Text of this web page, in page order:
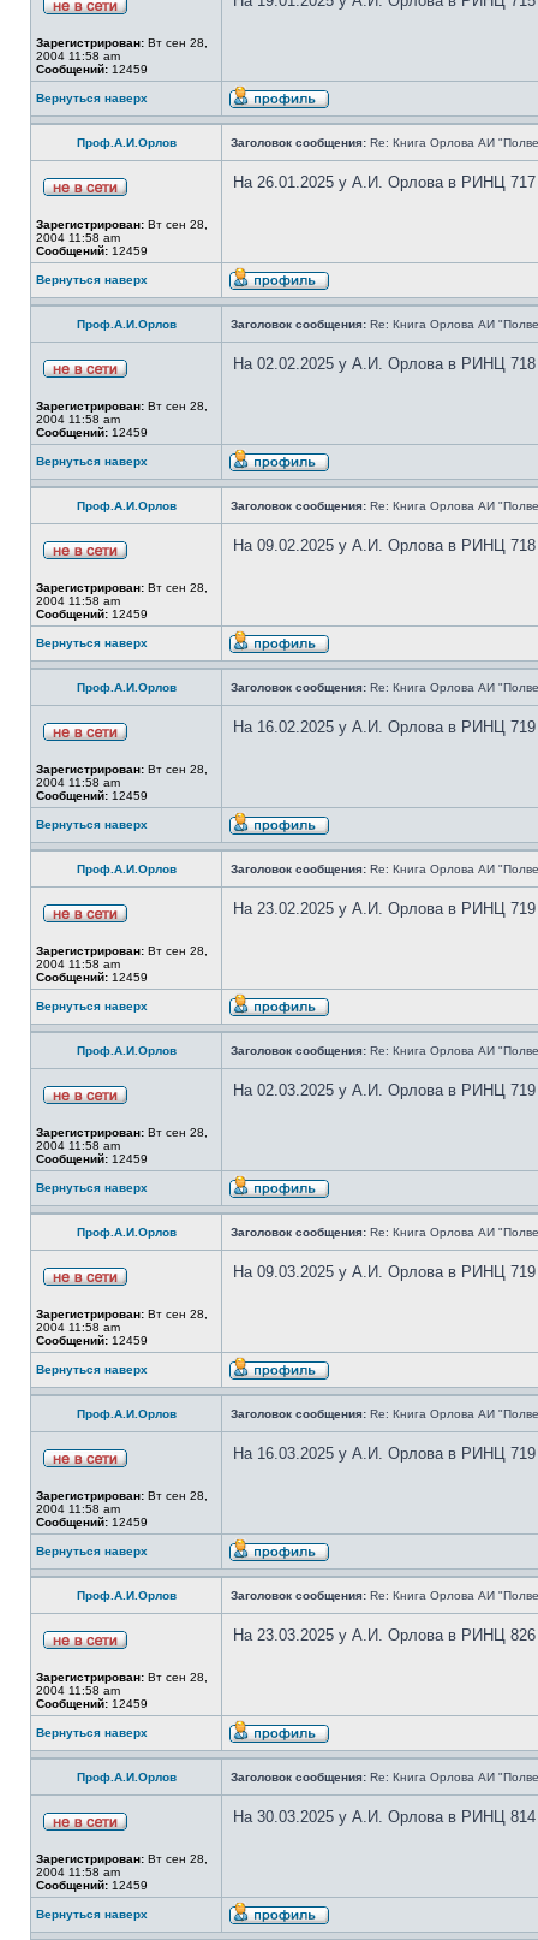
Зарегистрирован: Вт сен 28,
2004 11:58 am
Сообщений: 12459
Вернуться наверх
Проф.А.И.Орлов Заголовок сообщения: Re: Книга Орлова АИ
Зарегистрирован: Вт сен 28,
2004 11:58 am
Сообщений: 12459
На 26.01.2025 у А.И. Орлова в РИНЦ 717
Вернуться наверх
Проф.А.И.Орлов Заголовок сообщения: Re: Книга Орлова АИ
Зарегистрирован: Вт сен 28,
2004 11:58 am
Сообщений: 12459
На 02.02.2025 у А.И. Орлова в РИНЦ 718
Вернуться наверх
Проф.А.И.Орлов Заголовок сообщения: Re: Книга Орлова АИ
Зарегистрирован: Вт сен 28,
2004 11:58 am
Сообщений: 12459
На 09.02.2025 у А.И. Орлова в РИНЦ 718
Вернуться наверх
Проф.А.И.Орлов Заголовок сообщения: Re: Книга Орлова АИ
Зарегистрирован: Вт сен 28,
2004 11:58 am
Сообщений: 12459
На 16.02.2025 у А.И. Орлова в РИНЦ 719
Вернуться наверх
Проф.А.И.Орлов Заголовок сообщения: Re: Книга Орлова АИ
Зарегистрирован: Вт сен 28,
2004 11:58 am
Сообщений: 12459
На 23.02.2025 у А.И. Орлова в РИНЦ 719
Вернуться наверх
Проф.А.И.Орлов Заголовок сообщения: Re: Книга Орлова АИ
Зарегистрирован: Вт сен 28,
2004 11:58 am
Сообщений: 12459
На 02.03.2025 у А.И. Орлова в РИНЦ 719
Вернуться наверх
Проф.А.И.Орлов Заголовок сообщения: Re: Книга Орлова АИ
Зарегистрирован: Вт сен 28,
2004 11:58 am
Сообщений: 12459
На 09.03.2025 у А.И. Орлова в РИНЦ 719
Вернуться наверх
Проф.А.И.Орлов Заголовок сообщения: Re: Книга Орлова АИ
Зарегистрирован: Вт сен 28,
2004 11:58 am
Сообщений: 12459
На 16.03.2025 у А.И. Орлова в РИНЦ 719
Вернуться наверх
Проф.А.И.Орлов Заголовок сообщения: Re: Книга Орлова АИ
Зарегистрирован: Вт сен 28,
2004 11:58 am
Сообщений: 12459
На 23.03.2025 у А.И. Орлова в РИНЦ 826
Вернуться наверх
Проф.А.И.Орлов Заголовок сообщения: Re: Книга Орлова АИ
Зарегистрирован: Вт сен 28,
2004 11:58 am
Сообщений: 12459
На 30.03.2025 у А.И. Орлова в РИНЦ 814
Вернуться наверх